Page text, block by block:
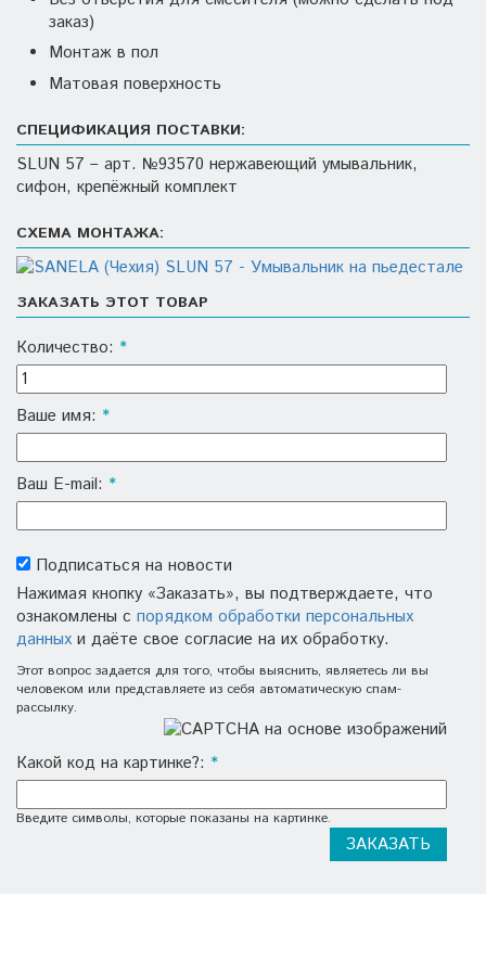
заказ)
Монтаж в пол
Матовая поверхность
СПЕЦИФИКАЦИЯ ПОСТАВКИ:
SLUN 57 – арт. №93570 нержавеющий умывальник,
сифон, крепёжный комплект
СХЕМА МОНТАЖА:
ЗАКАЗАТЬ ЭТОТ ТОВАР
Количество: *
Ваше имя: *
Ваш E-mail: *
Подписаться на новости
Нажимая кнопку «Заказать», вы подтверждаете, что
ознакомлены с порядком обработки персональных
данных и даёте свое согласие на их обработку.
Этот вопрос задается для того, чтобы выяснить, являетесь ли вы
человеком или представляете из себя автоматическую спам-
рассылку.
Какой код на картинке?: *
Введите символы, которые показаны на картинке.